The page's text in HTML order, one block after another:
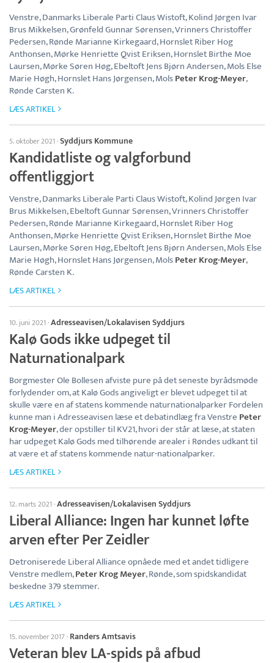
Venstre, Danmarks Liberale Parti Claus Wistoft, Kolind Jørgen Ivar
Brus Mikkelsen, Grønfeld Gunnar Sørensen, Vrinners Christoffer
Pedersen, Rønde Marianne Kirkegaard, Hornslet Riber Hog
Anthonsen, Mørke Henriette Qvist Eriksen, Hornslet Birthe Moe
Laursen, Mørke Søren Høg, Ebeltoft Jens Bjørn Andersen, Mols Else
Marie Høgh, Hornslet Hans Jørgensen, MolsPeter Krog-Meyer,
Rønde Carsten K.
LÆS ARTIKEL
5. oktober 2021·Syddjurs Kommune
Kandidatliste og valgforbund
offentliggjort
Venstre, Danmarks Liberale Parti Claus Wistoft, Kolind Jørgen Ivar
Brus Mikkelsen, Ebeltoft Gunnar Sørensen, Vrinners Christoffer
Pedersen, Rønde Marianne Kirkegaard, Hornslet Riber Hog
Anthonsen, Mørke Henriette Qvist Eriksen, Hornslet Birthe Moe
Laursen, Mørke Søren Høg, Ebeltoft Jens Bjørn Andersen, Mols Else
Marie Høgh, Hornslet Hans Jørgensen, MolsPeter Krog-Meyer,
Rønde Carsten K.
LÆS ARTIKEL
10. juni 2021·Adresseavisen/Lokalavisen Syddjurs
Kalø Gods ikke udpeget til
Naturnationalpark
Borgmester Ole Bollesen afviste pure på det seneste byrådsmøde
forlydender om, at Kalø Gods angiveligt er blevet udpeget til at
skulle være en af statens kommende naturnationalparker Fordelen
kunne man i Adresseavisen læse et debatindlæg fra Venstre Peter
Krog-Meyer, der opstiller til KV21, hvori der står at læse, at staten
har udpeget Kalø Gods med tilhørende arealer i Røndes udkant til
at være et af statens kommende natur-nationalparker.
LÆS ARTIKEL
12. marts 2021·Adresseavisen/Lokalavisen Syddjurs
Liberal Alliance: Ingen har kunnet løfte
arven efter Per Zeidler
Detroniserede Liberal Alliance opnåede med et andet tidligere
Venstre medlem,Peter Krog Meyer, Rønde, som spidskandidat
beskedne 379 stemmer.
LÆS ARTIKEL
15. november 2017· Randers Amtsavis
Veteran blev LA-spids på afbud